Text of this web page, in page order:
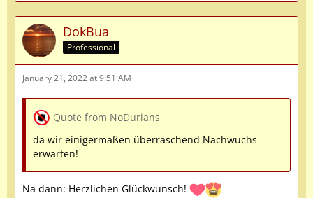
DokBua
Professional
January 21, 2022 at 9:51 AM
Quote from NoDurians
da wir einigermaßen überraschend Nachwuchs
erwarten!
Na dann: Herzlichen Glückwunsch!